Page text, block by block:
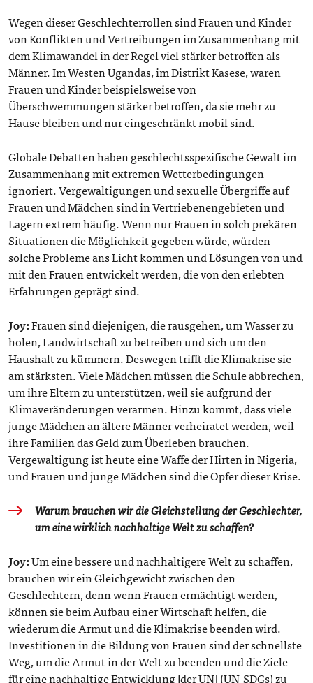
Wegen dieser Geschlechterrollen sind Frauen und Kinder
von Konflikten und Vertreibungen im Zusammenhang mit
dem Klimawandel in der Regel viel stärker betroffen als
Männer. Im Westen Ugandas, im Distrikt Kasese, waren
Frauen und Kinder beispielsweise von
Überschwemmungen stärker betroffen, da sie mehr zu
Hause bleiben und nur eingeschränkt mobil sind.
Globale Debatten haben geschlechtsspezifische Gewalt im
Zusammenhang mit extremen Wetterbedingungen
ignoriert. Vergewaltigungen und sexuelle Übergriffe auf
Frauen und Mädchen sind in Vertriebenengebieten und
Lagern extrem häufig. Wenn nur Frauen in solch prekären
Situationen die Möglichkeit gegeben würde, würden
solche Probleme ans Licht kommen und Lösungen von und
mit den Frauen entwickelt werden, die von den erlebten
Erfahrungen geprägt sind.
Joy:Frauen sind diejenigen, die rausgehen, um Wasser zu
holen, Landwirtschaft zu betreiben und sich um den
Haushalt zu kümmern. Deswegen trifft die Klimakrise sie
am stärksten. Viele Mädchen müssen die Schule abbrechen,
um ihre Eltern zu unterstützen, weil sie aufgrund der
Klimaveränderungen verarmen. Hinzu kommt, dass viele
junge Mädchen an ältere Männer verheiratet werden, weil
ihre Familien das Geld zum Überleben brauchen.
Vergewaltigung ist heute eine Waffe der Hirten in Nigeria,
und Frauen und junge Mädchen sind die Opfer dieser Krise.
Warum brauchen wir die Gleichstellung der Geschlechter,
um eine wirklich nachhaltige Welt zu schaffen?
Joy:Um eine bessere und nachhaltigere Welt zu schaffen,
brauchen wir ein Gleichgewicht zwischen den
Geschlechtern, denn wenn Frauen ermächtigt werden,
können sie beim Aufbau einer Wirtschaft helfen, die
wiederum die Armut und die Klimakrise beenden wird.
Investitionen in die Bildung von Frauen sind der schnellste
Weg, um die Armut in der Welt zu beenden und die Ziele
für eine nachhaltige Entwicklung [der UN] (UN-SDGs) zu